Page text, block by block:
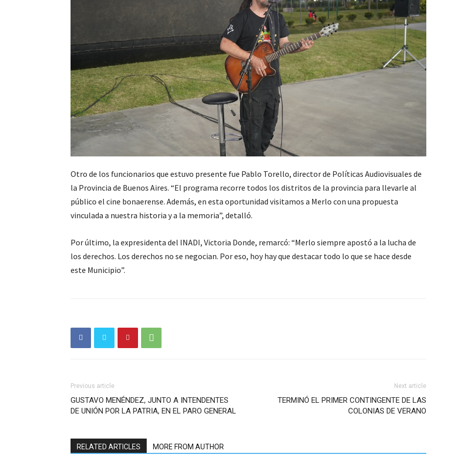
Otro de los funcionarios que estuvo presente fue Pablo Torello, director de Políticas Audiovisuales de
la Provincia de Buenos Aires. “El programa recorre todos los distritos de la provincia para llevarle al
público el cine bonaerense. Además, en esta oportunidad visitamos a Merlo con una propuesta
vinculada a nuestra historia y a la memoria”, detalló.
Por último, la expresidenta del INADI, Victoria Donde, remarcó: “Merlo siempre apostó a la lucha de
los derechos. Los derechos no se negocian. Por eso, hoy hay que destacar todo lo que se hace desde
este Municipio”.
Previous article
GUSTAVO MENÉNDEZ, JUNTO A INTENDENTES
DE UNIÓN POR LA PATRIA, EN EL PARO GENERAL
Next article
TERMINÓ EL PRIMER CONTINGENTE DE LAS
COLONIAS DE VERANO
RELATED ARTICLES MORE FROM AUTHOR